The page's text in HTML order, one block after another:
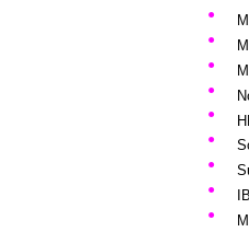
•
•
•
•
•
•
•
•
•